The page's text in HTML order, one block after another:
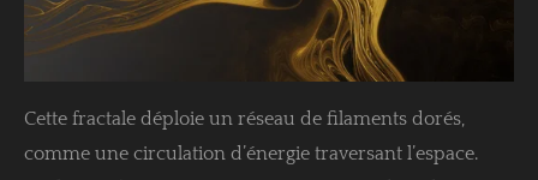
Cette fractale déploie un réseau de filaments dorés,
comme une circulation d’énergie traversant l’espace.